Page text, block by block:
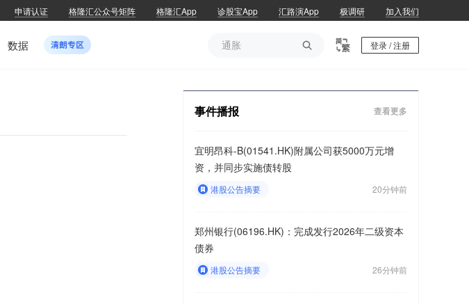
申请认证 格隆汇公众号矩阵 格隆汇App 诊股宝App 汇路演App 极调研 加入我们
数据 
通胀
登录 / 注册
事件播报 查看更多
宜明昂科-B(01541.HK)附属公司获5000万元增
资，并同步实施债转股
港股公告摘要 20分钟前
郑州银行(06196.HK)：完成发行2026年二级资本
债券
港股公告摘要 26分钟前